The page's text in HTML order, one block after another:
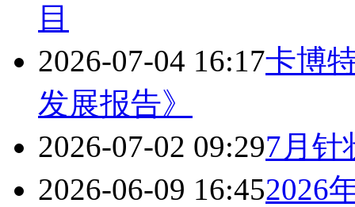
目
2026-07-04 16:17卡博
发展报告》
2026-07-02 09:297月针
2026-06-09 16:452026